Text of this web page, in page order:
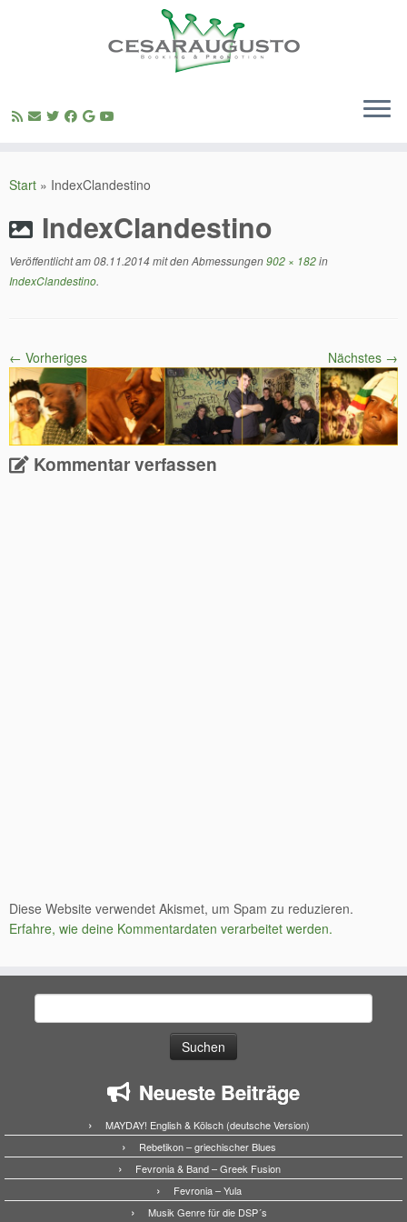
Inhalt
Start » IndexClandestino
IndexClandestino
Veröffentlicht am08.11.2014mit den Abmessungen902 × 182in
IndexClandestino.
← Vorheriges Nächstes →
Kommentar verfassen
Diese Website verwendet Akismet, um Spam zu reduzieren.
Erfahre, wie deine Kommentardaten verarbeitet werden.
Neueste Beiträge
MAYDAY! English & Kölsch (deutsche Version)
Rebetikon – griechischer Blues
Fevronia & Band – Greek Fusion
Fevronia – Yula
Musik Genre für die DSP´s